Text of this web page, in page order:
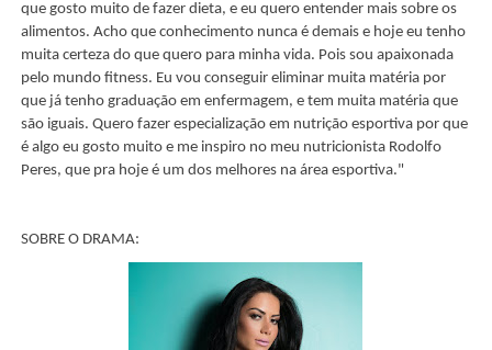
que gosto muito de fazer dieta, e eu quero entender mais sobre os
alimentos. Acho que conhecimento nunca é demais e hoje eu tenho
muita certeza do que quero para minha vida. Pois sou apaixonada
pelo mundo fitness. Eu vou conseguir eliminar muita matéria por
que já tenho graduação em enfermagem, e tem muita matéria que
são iguais. Quero fazer especialização em nutrição esportiva por que
é algo eu gosto muito e me inspiro no meu nutricionista Rodolfo
Peres, que pra hoje é um dos melhores na área esportiva."
SOBRE O DRAMA: